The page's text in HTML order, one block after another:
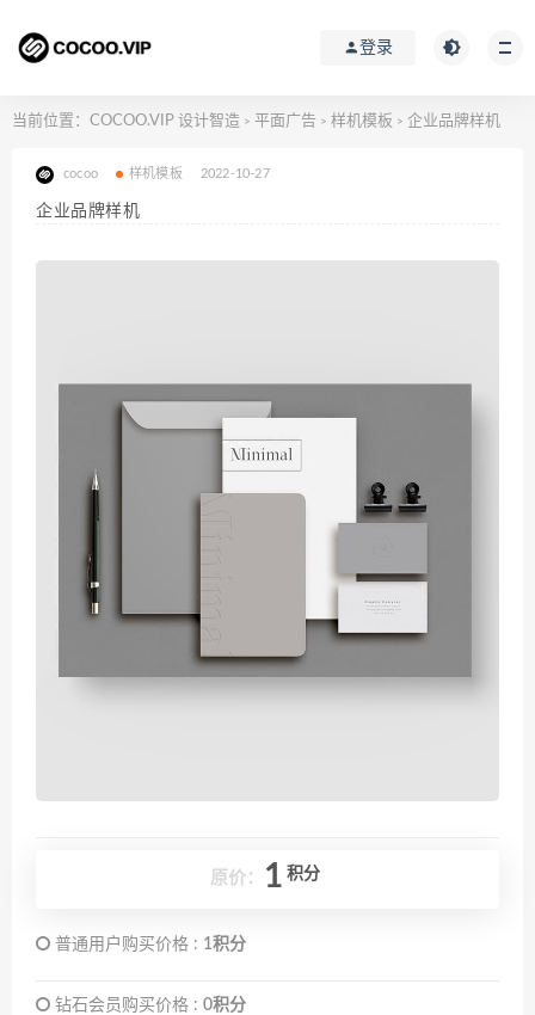
登录
当前位置： COCOO.VIP 设计智造 > 平面广告 > 样机模板 > 企业品牌样机
cocoo 样机模板 2022-10-27
企业品牌样机
原价： 1 积分
普通用户购买价格 : 1积分
钻石会员购买价格 : 0积分